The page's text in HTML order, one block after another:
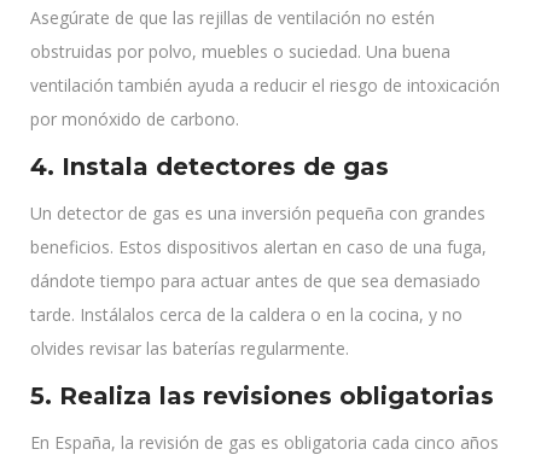
Asegúrate de que las rejillas de ventilación no estén
obstruidas por polvo, muebles o suciedad. Una buena
ventilación también ayuda a reducir el riesgo de intoxicación
por monóxido de carbono.
4. Instala detectores de gas
Un detector de gas es una inversión pequeña con grandes
beneficios. Estos dispositivos alertan en caso de una fuga,
dándote tiempo para actuar antes de que sea demasiado
tarde. Instálalos cerca de la caldera o en la cocina, y no
olvides revisar las baterías regularmente.
5. Realiza las revisiones obligatorias
En España, la revisión de gas es obligatoria cada cinco años